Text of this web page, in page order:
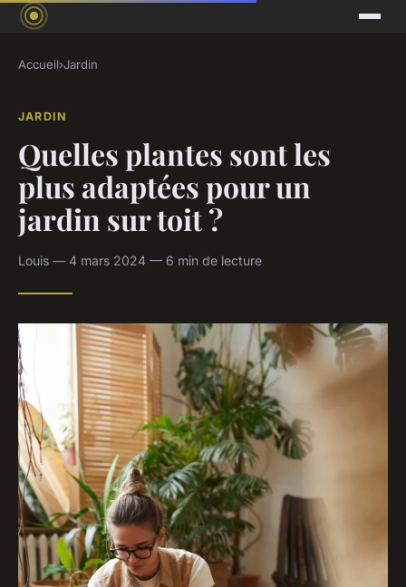
Accueil›Jardin
JARDIN
Quelles plantes sont les
plus adaptées pour un
jardin sur toit ?
Louis — 4 mars 2024 — 6 min de lecture